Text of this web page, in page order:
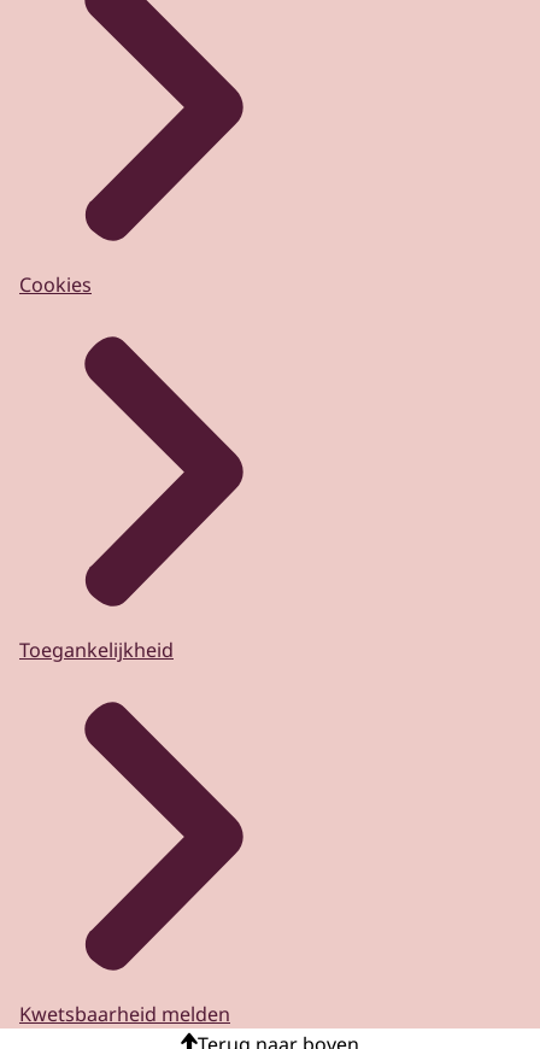
Cookies
Toegankelijkheid
Kwetsbaarheid melden